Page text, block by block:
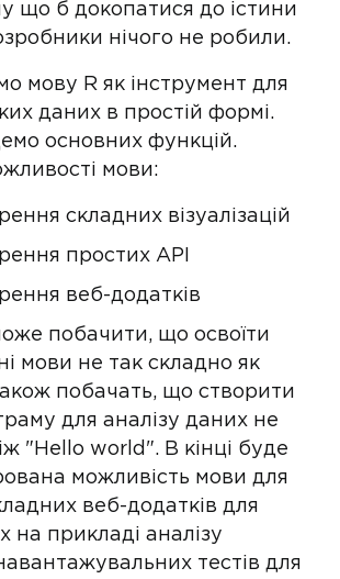
що б докопатися до істини
нічого не робили.
мову R як інструмент для
даних в простій формі.
основних функцій.
мови:
складних візуалізацій
простих API
веб-додатків
побачити, що освоїти
мови не так складно як
побачать, що створити
для аналізу даних не
"Hello world". В кінці буде
можливість мови для
веб-додатків для
на прикладі аналізу
тестів для